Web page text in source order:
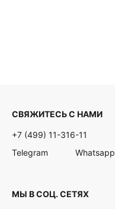
СВЯЖИТЕСЬ С НАМИ
+7 (499) 11-316-11
Telegram
Whatsapp
МЫ В СОЦ. СЕТЯХ